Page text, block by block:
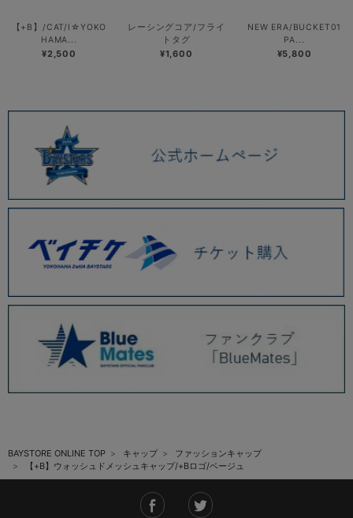
【+B】/CAT/I☆YOKO
HAMA...
¥2,500
レーシングコア/フライ
トタグ
¥1,600
NEW ERA/BUCKET01
PA...
¥5,800
BAYSTORE ONLINE TOP キャップ
ファッションキャップ
【+B】ウォッシュドメッシュキャップ/+Bロゴ/ベージュ